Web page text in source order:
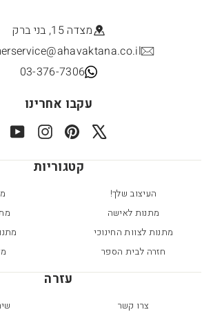
מצדה 15, בני ברק
03-376-7306
עקבו אחרינו
X
Pinterest
Instagram
קטגוריות
העיצוב שלך!
מתנות לאישה
מתנות לצוות החינוכי
חזרה לבית הספר
עזרה
צרו קשר